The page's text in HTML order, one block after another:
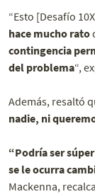
“Esto [Desafío
hace mucho rato
contingencia
del problema“,
Además, resaltó
nadie, ni
“Podría ser
se le ocurra
Mackenna,